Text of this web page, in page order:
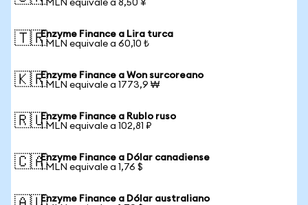
1 MLN equivale a 8,50 ¥
🇹🇷Enzyme Finance a Lira turca
1 MLN equivale a 60,10 ₺
🇰🇷Enzyme Finance a Won surcoreano
1 MLN equivale a 1773,9 ₩
🇷🇺Enzyme Finance a Rublo ruso
1 MLN equivale a 102,81 ₽
🇨🇦Enzyme Finance a Dólar canadiense
1 MLN equivale a 1,76 $
Enzyme Finance a Dólar australiano